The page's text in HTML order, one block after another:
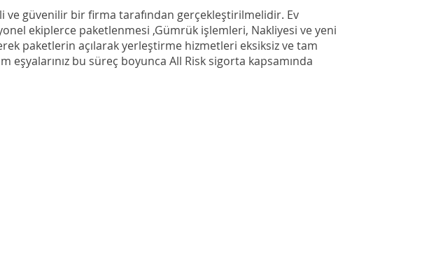
ve güvenilir bir firma tarafından gerçekleştirilmelidir. Ev
ekiplerce paketlenmesi ,Gümrük işlemleri, Nakliyesi ve yeni
paketlerin açılarak yerleştirme hizmetleri eksiksiz ve tam
eşyalarınız bu süreç boyunca All Risk sigorta kapsamında